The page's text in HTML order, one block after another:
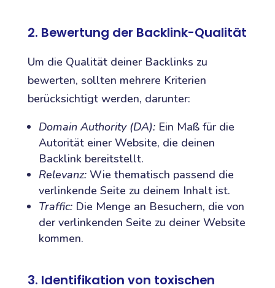
2. Bewertung der Backlink-Qualität
Um die Qualität deiner Backlinks zu
bewerten, sollten mehrere Kriterien
berücksichtigt werden, darunter:
Domain Authority (DA):Ein Maß für die
Autorität einer Website, die deinen
Backlink bereitstellt.
Relevanz:Wie thematisch passend die
verlinkende Seite zu deinem Inhalt ist.
Traffic:Die Menge an Besuchern, die von
der verlinkenden Seite zu deiner Website
kommen.
3. Identifikation von toxischen